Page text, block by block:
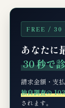
パ
パ
な
パ
前金
パ
酬
FREE / 30
あなたに
30 秒で
請求金額・支
独自調査の
されます。